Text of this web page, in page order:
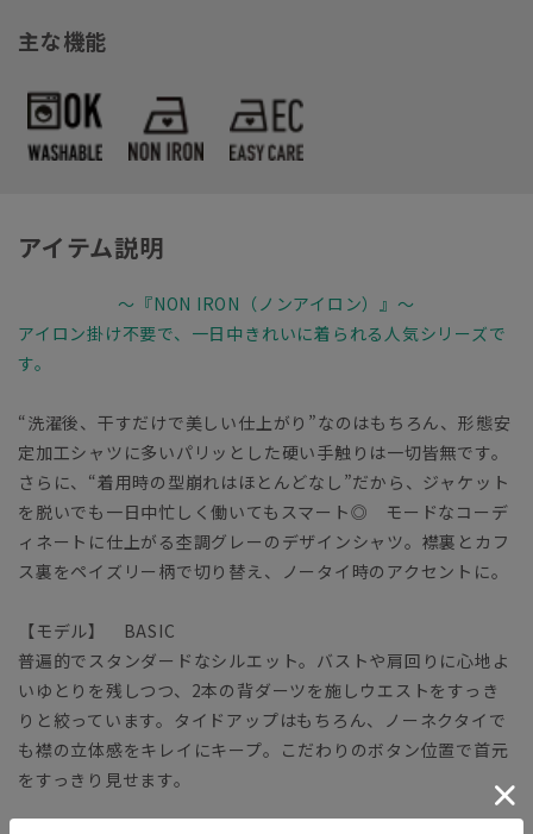
主な機能
アイテム説明
～『NON IRON（ノンアイロン）』～
アイロン掛け不要で、一日中きれいに着られる人気シリーズで
す。
“洗濯後、干すだけで美しい仕上がり”なのはもちろん、形態安
定加工シャツに多いパリッとした硬い手触りは一切皆無です。
さらに、“着用時の型崩れはほとんどなし”だから、ジャケット
を脱いでも一日中忙しく働いてもスマート◎ モードなコーデ
ィネートに仕上がる杢調グレーのデザインシャツ。襟裏とカフ
ス裏をペイズリー柄で切り替え、ノータイ時のアクセントに。
【モデル】 BASIC
普遍的でスタンダードなシルエット。バストや肩回りに心地よ
いゆとりを残しつつ、2本の背ダーツを施しウエストをすっき
りと絞っています。タイドアップはもちろん、ノーネクタイで
も襟の立体感をキレイにキープ。こだわりのボタン位置で首元
をすっきり見せます。